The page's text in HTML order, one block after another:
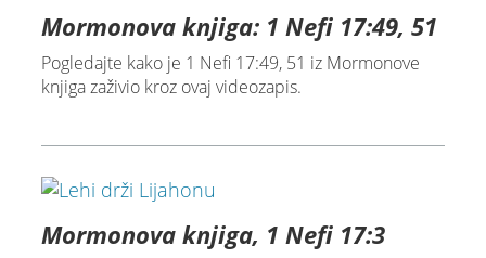
Mormonova knjiga: 1 Nefi 17:49, 51
Pogledajte kako je 1 Nefi 17:49, 51 iz Mormonove
knjiga zaživio kroz ovaj videozapis.
Mormonova knjiga, 1 Nefi 17:3